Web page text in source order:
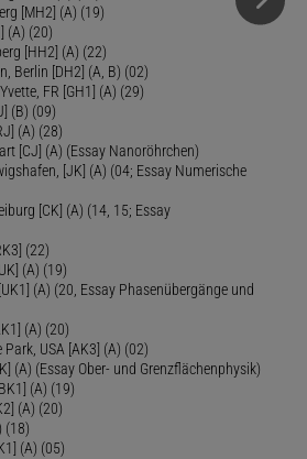
[MH2] (A) (19)
(A) (20)
[HH2] (A) (22)
Berlin [DH2] (A, B) (02)
FR [GH1] (A) (29)
(B) (09)
(A) (28)
[CJ] (A) (Essay Nanoröhrchen)
[JK] (A) (04; Essay Numerische
[CK] (A) (14, 15; Essay
(22)
(A) (19)
(A) (20, Essay Phasenübergänge und
(A) (20)
Park, USA [AK3] (A) (02)
(A) (Essay Ober- und Grenzflächenphysik)
(A) (19)
(A) (20)
(18)
(A) (05)